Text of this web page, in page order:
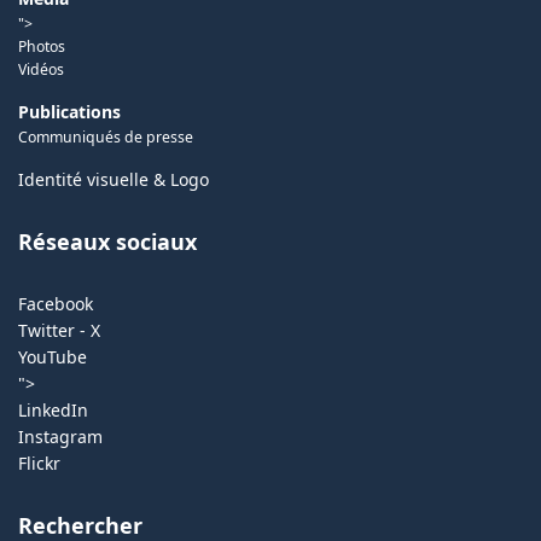
">
Photos
Vidéos
Publications
Communiqués de presse
Identité visuelle & Logo
Réseaux sociaux
Facebook
Twitter - X
YouTube
">
LinkedIn
Instagram
Flickr
Rechercher